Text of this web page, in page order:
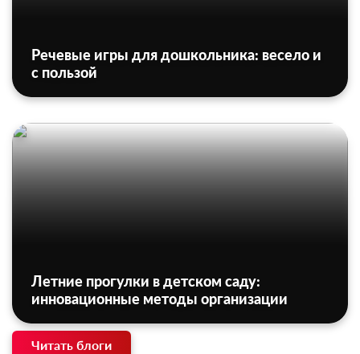
Речевые игры для дошкольника: весело и
с пользой
Летние прогулки в детском саду:
инновационные методы организации
Читать блоги